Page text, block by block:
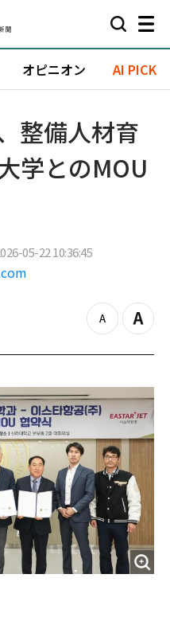
オピニオン AI PICK
整備人材育
学とのMOU
05-22 10:36:45
z
o
o
u
t
Z
o
i
n